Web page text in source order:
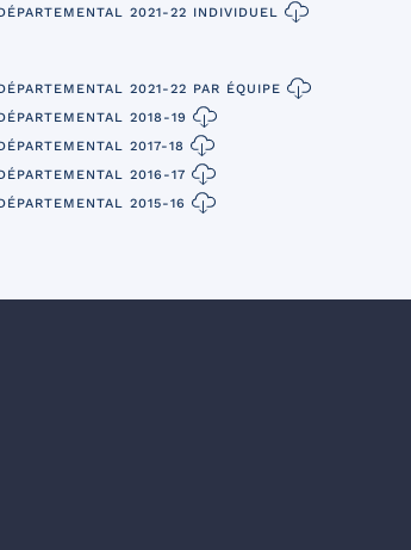
2021-22 INDIVIDUEL
2021-22 PAR ÉQUIPE
2018-19
2017-18
2016-17
2015-16